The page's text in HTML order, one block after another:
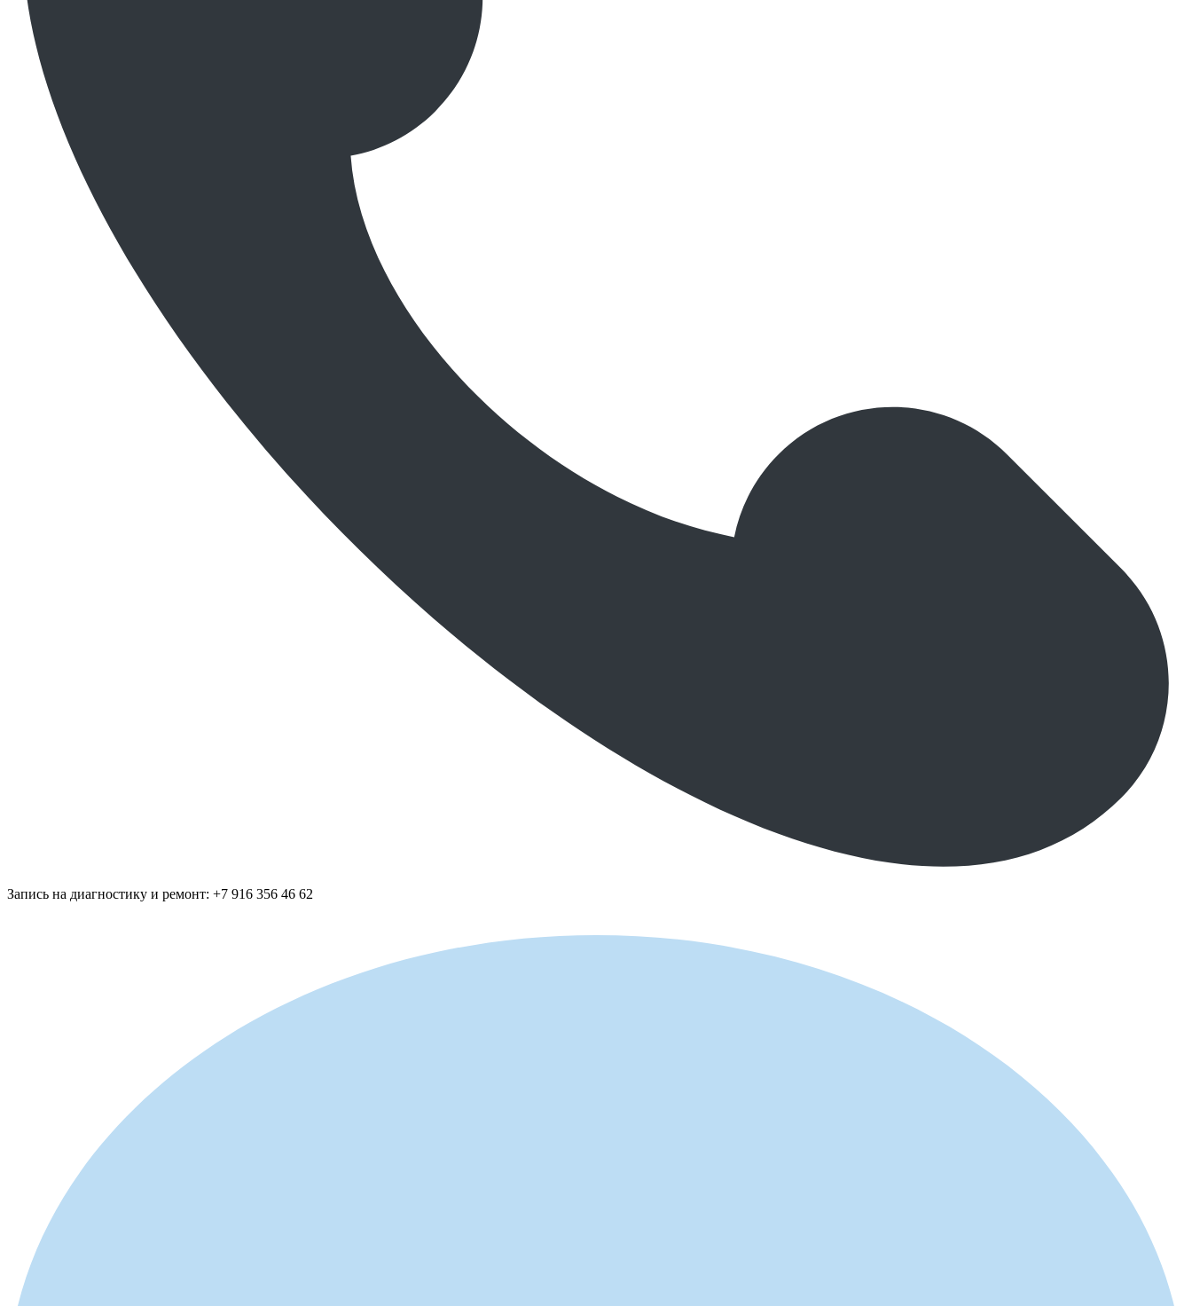
Запись на диагностику и ремонт: +7 916 356 46 62